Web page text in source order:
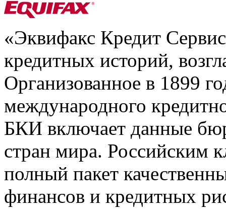
«Эквифакс Кредит
кредитных историй,
Организованное в 1899
международного
БКИ включает данные
стран мира. Российским
полный пакет
финансов и кредитных